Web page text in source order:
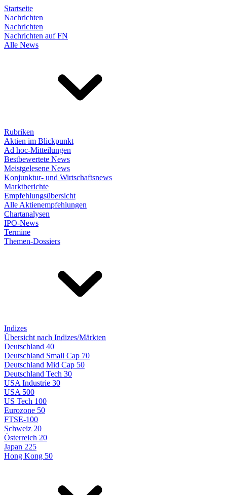
Startseite
Nachrichten
Nachrichten
Nachrichten auf FN
Alle News
Rubriken
Aktien im Blickpunkt
Ad hoc-Mitteilungen
Bestbewertete News
Meistgelesene News
Konjunktur- und Wirtschaftsnews
Marktberichte
Empfehlungsübersicht
Alle Aktienempfehlungen
Chartanalysen
IPO-News
Termine
Themen-Dossiers
Indizes
Übersicht nach Indizes/Märkten
Deutschland 40
Deutschland Small Cap 70
Deutschland Mid Cap 50
Deutschland Tech 30
USA Industrie 30
USA 500
US Tech 100
Eurozone 50
FTSE-100
Schweiz 20
Österreich 20
Japan 225
Hong Kong 50